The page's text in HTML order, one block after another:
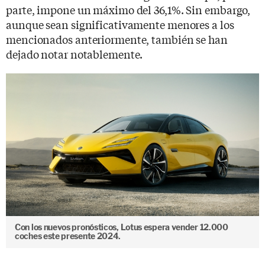
parte, impone un máximo del 36,1%. Sin embargo,
aunque sean significativamente menores a los
mencionados anteriormente, también se han
dejado notar notablemente.
Con los nuevos pronósticos, Lotus espera vender 12.000
coches este presente 2024.